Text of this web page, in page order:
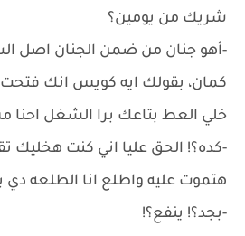
شريك من يومين؟
-أهو جنان من ضمن الجنان اصل
كمان، بقولك ايه كويس انك فتحت
خلي العط بتاعك برا الشغل احنا
-كده؟! الحق عليا اني كنت هخليك
هتموت عليه واطلع انا الطلعه دي
-بجد؟! ينفع؟!